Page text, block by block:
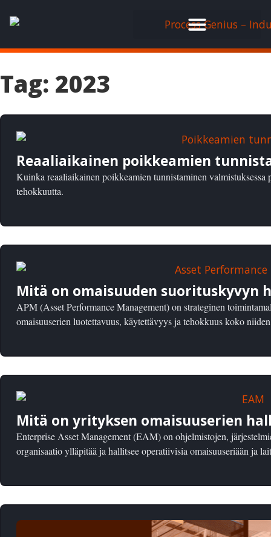
Tag: 2023
Reaaliaikainen poikkeamien
Kuinka reaaliaikainen poikkeamien tunnistaminen valmistuksessa
tehokkuutta.
Mitä on omaisuuden suorituskyvyn
APM (Asset Performance Management) on strateginen
omaisuuserien luotettavuus, käytettävyys ja tehokkuus koko
Mitä on yrityksen omaisuuserien
Enterprise Asset Management (EAM) on ohjelmistojen,
organisaatio ylläpitää ja hallitsee operatiivisia omaisuuseriään ja